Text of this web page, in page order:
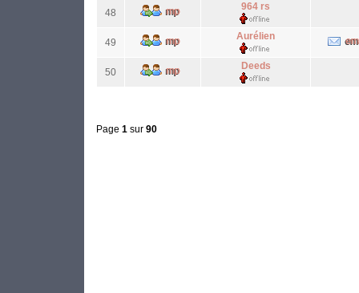
48
964 rs
49
Aurélien
50
Deeds
Page 1 sur 90